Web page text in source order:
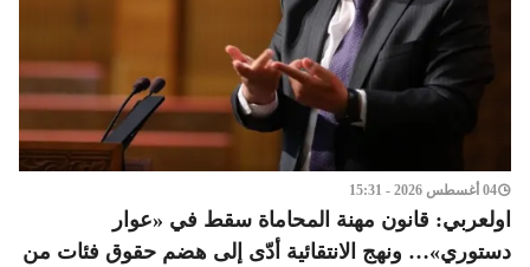
04 أغسطس 2026 - 15:31
اولعربي: قانون مهنة المحاماة سقط في «عوار
دستوري»… ونهج الانتقائية أدّى إلى هضم حقوق فئات من